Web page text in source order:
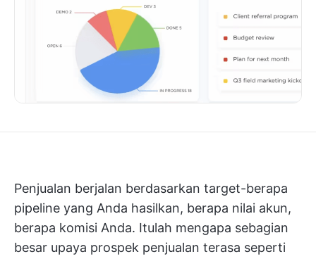
Penjualan berjalan berdasarkan target-berapa
pipeline yang Anda hasilkan, berapa nilai akun,
berapa komisi Anda. Itulah mengapa sebagian
besar upaya prospek penjualan terasa seperti